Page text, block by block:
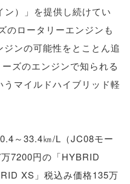
ン）」を提供し続けてい
のロータリーエンジンも
ンの可能性をとことん追
ズのエンジンで知られる
マイルドハイブリッド軽
～33.4㎞/L（JC08モー
7200円の「HYBRID
XS」税込み価格135万